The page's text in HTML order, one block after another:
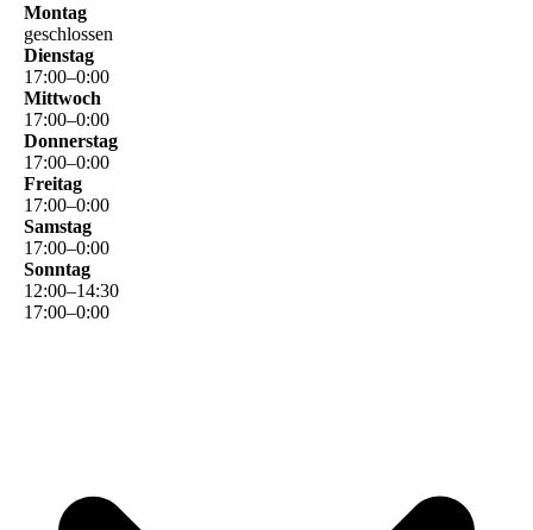
Montag
geschlossen
Dienstag
17:00–0:00
Mittwoch
17:00–0:00
Donnerstag
17:00–0:00
Freitag
17:00–0:00
Samstag
17:00–0:00
Sonntag
12:00–14:30
17:00–0:00